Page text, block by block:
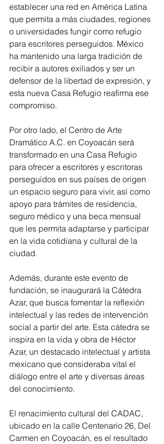
establecer una red en América Latina
que permita a más ciudades, regiones
o universidades fungir como refugio
para escritores perseguidos. México
ha mantenido una larga tradición de
recibir a autores exiliados y ser un
defensor de la libertad de expresión, y
esta nueva Casa Refugio reafirma ese
compromiso.
Por otro lado, el Centro de Arte
Dramático A.C. en Coyoacán será
transformado en una Casa Refugio
para ofrecer a escritores y escritoras
perseguidos en sus países de origen
un espacio seguro para vivir, así como
apoyo para trámites de residencia,
seguro médico y una beca mensual
que les permita adaptarse y participar
en la vida cotidiana y cultural de la
ciudad.
Además, durante este evento de
fundación, se inaugurará la Cátedra
Azar, que busca fomentar la reflexión
intelectual y las redes de intervención
social a partir del arte. Esta cátedra se
inspira en la vida y obra de Héctor
Azar, un destacado intelectual y artista
mexicano que consideraba vital el
diálogo entre el arte y diversas áreas
del conocimiento.
El renacimiento cultural del CADAC,
ubicado en la calle Centenario 26, Del
Carmen en Coyoacán, es el resultado